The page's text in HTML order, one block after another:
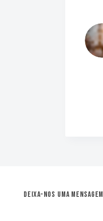
Deixa-nos uma mensagem